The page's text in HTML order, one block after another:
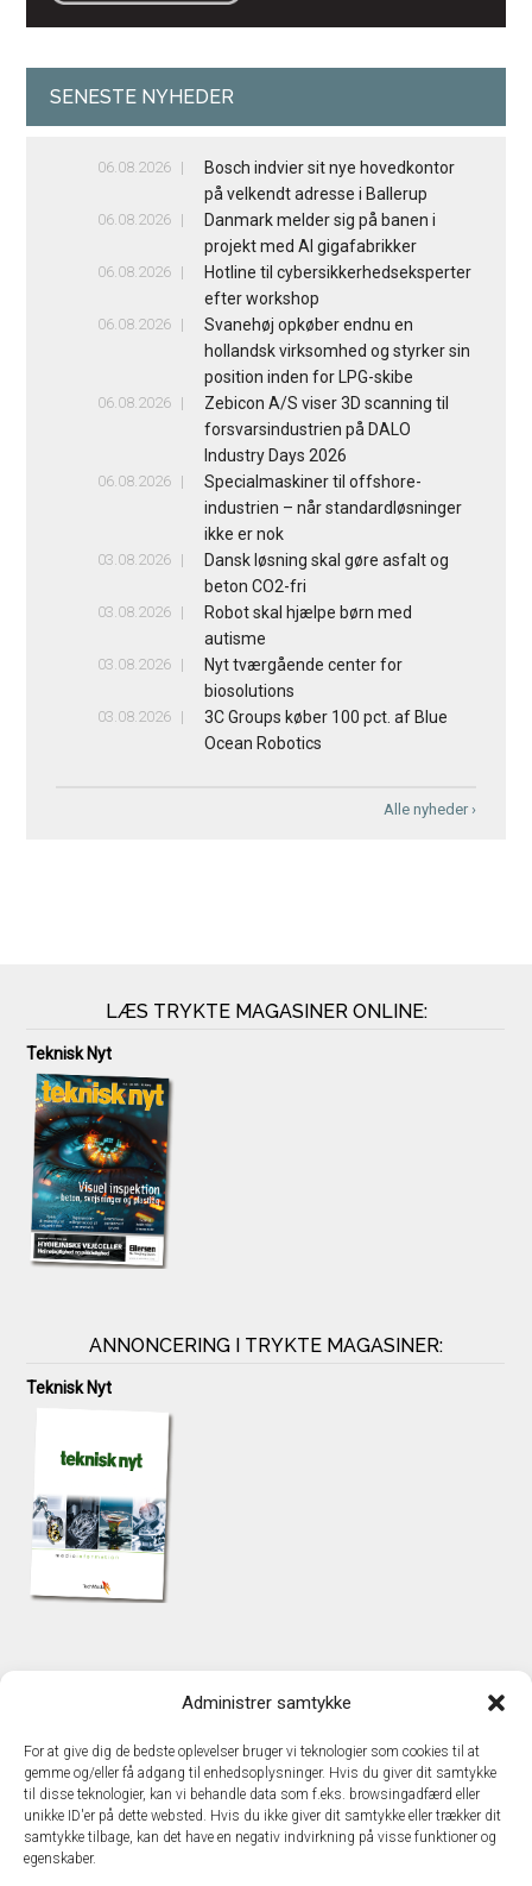
Administrer samtykke
For at give dig de bedste oplevelser bruger vi teknologier som cookies til at
gemme og/eller få adgang til enhedsoplysninger. Hvis du giver dit samtykke
til disse teknologier, kan vi behandle data som f.eks. browsingadfærd eller
unikke ID'er på dette websted. Hvis du ikke giver dit samtykke eller trækker dit
samtykke tilbage, kan det have en negativ indvirkning på visse funktioner og
egenskaber.
SENESTE NYHEDER
06.08.2026
Bosch indvier sit nye hovedkontor
på velkendt adresse i Ballerup
06.08.2026
Danmark melder sig på banen i
projekt med AI gigafabrikker
06.08.2026
Hotline til cybersikkerhedseksperter
efter workshop
06.08.2026
Svanehøj opkøber endnu en
hollandsk virksomhed og styrker sin
position inden for LPG-skibe
06.08.2026
Zebicon A/S viser 3D scanning til
forsvarsindustrien på DALO
Industry Days 2026
06.08.2026
Specialmaskiner til offshore-
industrien – når standardløsninger
ikke er nok
03.08.2026
Dansk løsning skal gøre asfalt og
beton CO2-fri
03.08.2026
Robot skal hjælpe børn med
autisme
03.08.2026
Nyt tværgående center for
biosolutions
03.08.2026
3C Groups køber 100 pct. af Blue
Ocean Robotics
Alle nyheder ›
LÆS TRYKTE MAGASINER ONLINE:
Teknisk Nyt
ANNONCERING I TRYKTE MAGASINER:
Teknisk Nyt
TechMedia A/S
DK - 2600 Glostrup
www.techmedia.dk
Telefon: +45 43 24 26 28
E-mail:info@techmedia.dk